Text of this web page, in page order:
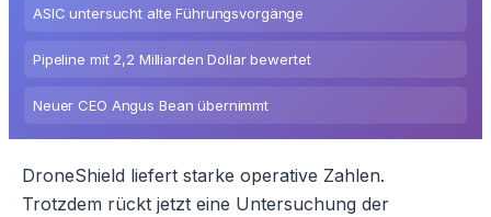
ASIC untersucht alte Führungsvorgänge
Pipeline mit 2,2 Milliarden Dollar bewertet
Neuer CEO Angus Bean übernimmt
DroneShield liefert starke operative Zahlen.
Trotzdem rückt jetzt eine Untersuchung der